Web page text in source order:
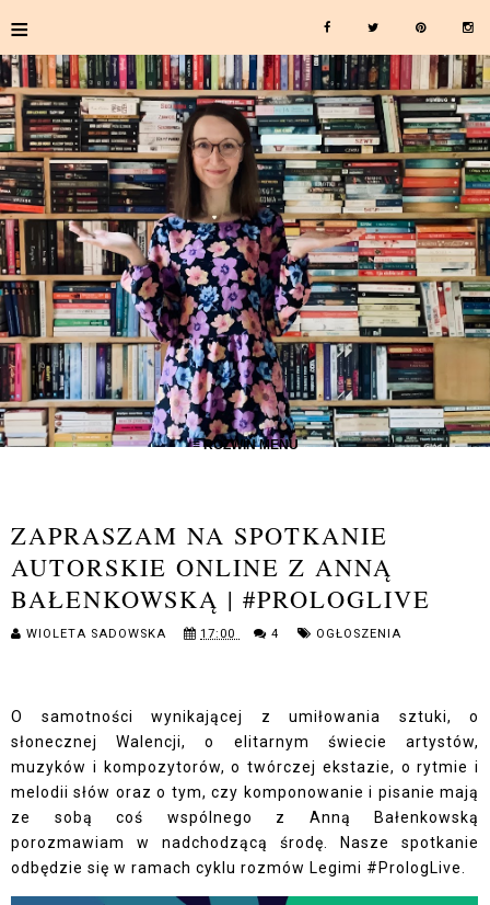
≡
≡ ROZWIŃ MENU
ZAPRASZAM NA SPOTKANIE
AUTORSKIE ONLINE Z ANNĄ
BAŁENKOWSKĄ | #PROLOGLIVE
WIOLETA SADOWSKA 17:00 4 OGŁOSZENIA
O samotności wynikającej z umiłowania sztuki, o
słonecznej Walencji, o elitarnym świecie artystów,
muzyków i kompozytorów, o twórczej ekstazie, o rytmie i
melodii słów oraz o tym, czy komponowanie i pisanie mają
ze sobą coś wspólnego z Anną Bałenkowską
porozmawiam w nadchodzącą środę. Nasze spotkanie
odbędzie się w ramach cyklu rozmów Legimi #PrologLive.